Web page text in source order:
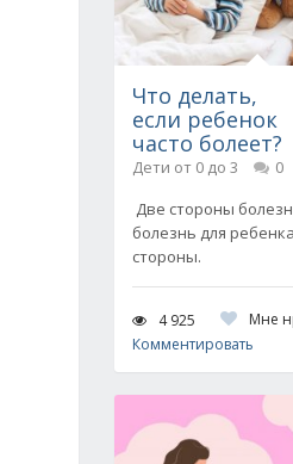
Что делать,
если ребенок
часто болеет?
Дети от 0 до 3
0
Две стороны
болезнь для
стороны.
4 925 Мне
Комментировать